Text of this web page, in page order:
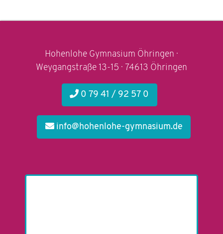
Hohenlohe Gymnasium Öhringen ·
Weygangstraße 13-15 · 74613 Öhringen
0 79 41 / 92 57 0
info@hohenlohe-gymnasium.de